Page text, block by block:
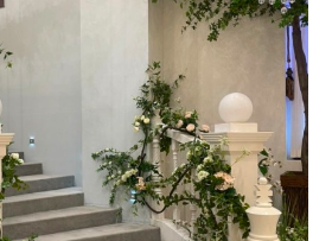
아 웨딩홀이 엄청 넓어보이더라구요! 홀
려 다양한 연출이 가능하다고 하니 결혼
🥹 저희가 가진 예산에서
일정을 말씀드렸음에도 저희 이야기를
운 일정과 예산을 뽑아주셨어요! ⭐️⭐️ 만
투어!!!! 추천합니다!
더 보기
요? 0
계약후기